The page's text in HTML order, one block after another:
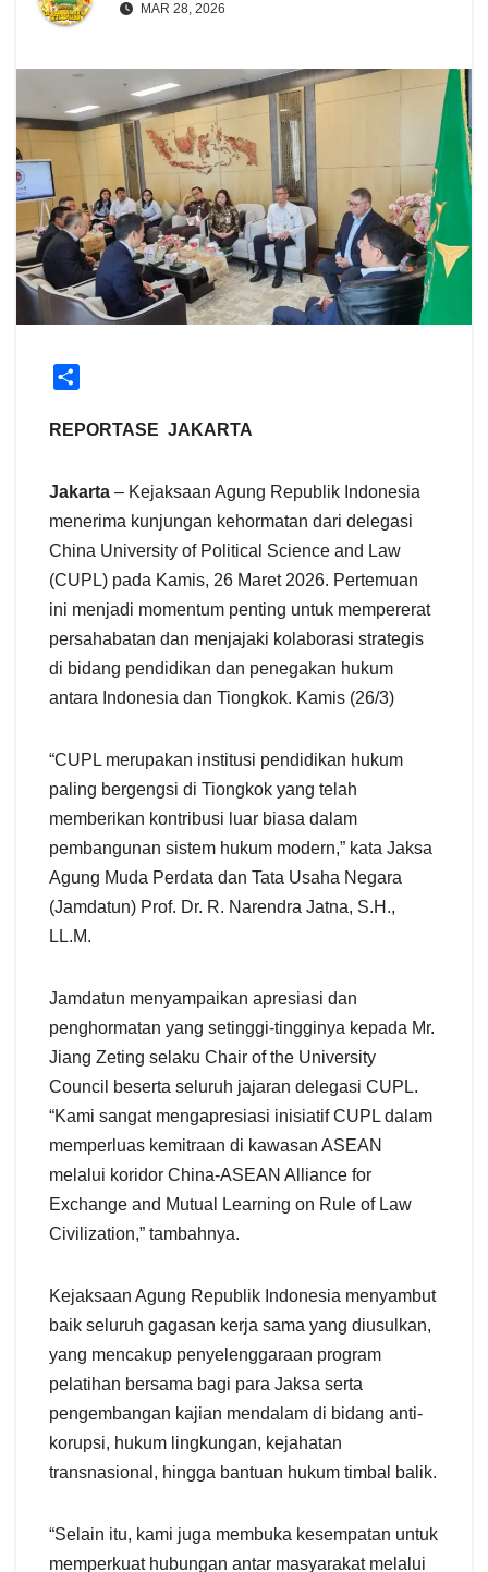
MAR 28, 2026
a
REPORTASE JAKARTA
Jakarta – Kejaksaan Agung Republik Indonesia
menerima kunjungan kehormatan dari delegasi
China University of Political Science and Law
(CUPL) pada Kamis, 26 Maret 2026. Pertemuan
ini menjadi momentum penting untuk mempererat
persahabatan dan menjajaki kolaborasi strategis
di bidang pendidikan dan penegakan hukum
antara Indonesia dan Tiongkok. Kamis (26/3)
“CUPL merupakan institusi pendidikan hukum
paling bergengsi di Tiongkok yang telah
memberikan kontribusi luar biasa dalam
pembangunan sistem hukum modern,” kata Jaksa
Agung Muda Perdata dan Tata Usaha Negara
(Jamdatun) Prof. Dr. R. Narendra Jatna, S.H.,
LL.M.
Jamdatun menyampaikan apresiasi dan
penghormatan yang setinggi-tingginya kepada Mr.
Jiang Zeting selaku Chair of the University
Council beserta seluruh jajaran delegasi CUPL.
“Kami sangat mengapresiasi inisiatif CUPL dalam
memperluas kemitraan di kawasan ASEAN
melalui koridor China-ASEAN Alliance for
Exchange and Mutual Learning on Rule of Law
Civilization,” tambahnya.
Kejaksaan Agung Republik Indonesia menyambut
baik seluruh gagasan kerja sama yang diusulkan,
yang mencakup penyelenggaraan program
pelatihan bersama bagi para Jaksa serta
pengembangan kajian mendalam di bidang anti-
korupsi, hukum lingkungan, kejahatan
transnasional, hingga bantuan hukum timbal balik.
“Selain itu, kami juga membuka kesempatan untuk
memperkuat hubungan antar masyarakat melalui